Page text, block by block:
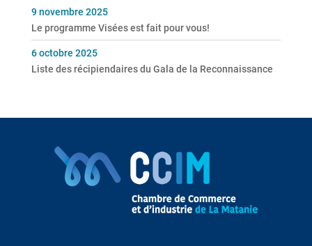
Le programme Visées est fait pour vous!
9 novembre 2025
Liste des récipiendaires du Gala de la Reconnaissance
6 octobre 2025